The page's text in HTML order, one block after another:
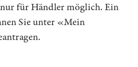
für Händler möglich. Ein
Sie unter «Mein